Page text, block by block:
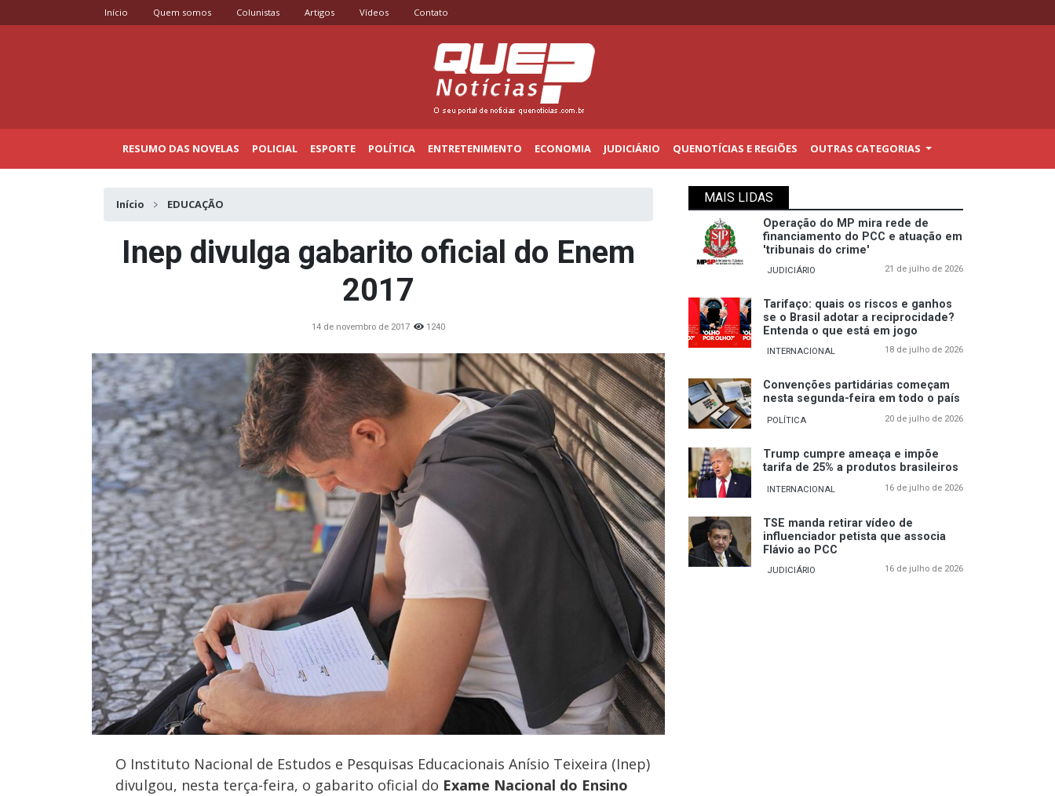
Início Quem somos Colunistas Artigos Vídeos Contato
RESUMO DAS NOVELAS POLICIAL ESPORTE POLÍTICA ENTRETENIMENTO ECONOMIA JUDICIÁRIO QUENOTÍCIAS E REGIÕES OUTRAS CATEGORIAS
Início EDUCAÇÃO
Inep divulga gabarito oficial do Enem
2017
14 de novembro de 2017 1240
O Instituto Nacional de Estudos e Pesquisas Educacionais Anísio Teixeira (Inep)
divulgou, nesta terça-feira, o gabarito oficial do Exame Nacional do Ensino
MAIS LIDAS
Operação do MP mira rede de
financiamento do PCC e atuação em
'tribunais do crime'
JUDICIÁRIO 21 de julho de 2026
Tarifaço: quais os riscos e ganhos
se o Brasil adotar a reciprocidade?
Entenda o que está em jogo
INTERNACIONAL 18 de julho de 2026
Convenções partidárias começam
nesta segunda-feira em todo o país
POLÍTICA 20 de julho de 2026
Trump cumpre ameaça e impõe
tarifa de 25% a produtos brasileiros
INTERNACIONAL 16 de julho de 2026
TSE manda retirar vídeo de
influenciador petista que associa
Flávio ao PCC
JUDICIÁRIO 16 de julho de 2026